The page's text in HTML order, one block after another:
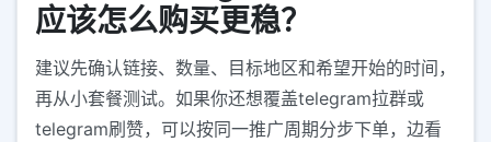
应该怎么购买更稳？
建议先确认链接、数量、目标地区和希望开始的时间，
再从小套餐测试。如果你还想覆盖telegram拉群或
telegram刷赞，可以按同一推广周期分步下单，边看